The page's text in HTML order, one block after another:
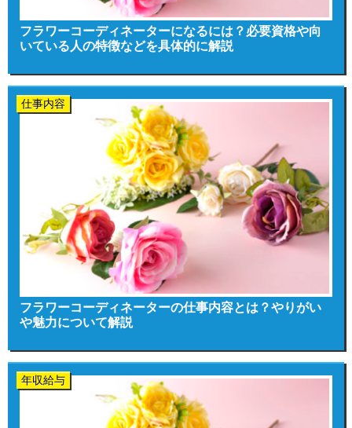
フラワーコーディネーターになるには？必要資格や向
いている人の特徴などを具体的に解説
仕事内容
フラワーコーディネーターの仕事内容とは？やりがい
や魅力について解説
年収給与